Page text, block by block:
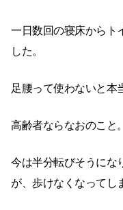
一日数回の寝床からト
した。
足腰って使わないと本
高齢者ならなおのこと。
今は半分転びそうにな
が、歩けなくなってし